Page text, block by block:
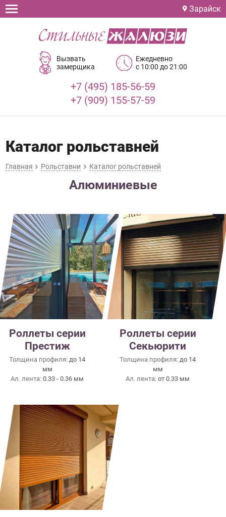
Зарайск
Вызвать
замерщика
Ежедневно
с 10:00 до 21:00
+7 (495) 185-56-59
+7 (909) 155-57-59
Каталог рольставней
Главная Рольставни Каталог рольставней
Алюминиевые
Роллеты серии
Престиж
Толщина профиля: до 14
мм
Ал. лента:0.33 - 0.36 мм
Роллеты серии
Секьюрити
Толщина профиля: до 14
мм
Ал. лента:от 0.33 мм